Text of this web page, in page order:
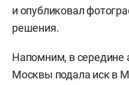
и опубликовал
решения.
Напомним, в середине
Москвы подала иск в